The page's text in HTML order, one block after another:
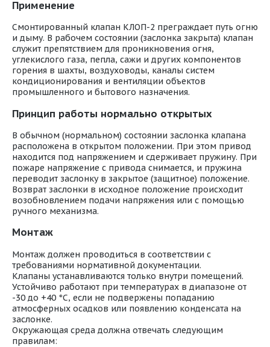
Применение
Смонтированный клапан КЛОП-2 преграждает путь огню
и дыму. В рабочем состоянии (заслонка закрыта) клапан
служит препятствием для проникновения огня,
углекислого газа, пепла, сажи и других компонентов
горения в шахты, воздуховоды, каналы систем
кондиционирования и вентиляции объектов
промышленного и бытового назначения.
Принцип работы нормально открытых
В обычном (нормальном) состоянии заслонка клапана
расположена в открытом положении. При этом привод
находится под напряжением и сдерживает пружину. При
пожаре напряжение с привода снимается, и пружина
переводит заслонку в закрытое (защитное) положение.
Возврат заслонки в исходное положение происходит
возобновлением подачи напряжения или с помощью
ручного механизма.
Монтаж
Монтаж должен проводиться в соответствии с
требованиями нормативной документации.
Клапаны устанавливаются только внутри помещений.
Устойчиво работают при температурах в диапазоне от
-30 до +40 °С, если не подвержены попаданию
атмосферных осадков или появлению конденсата на
заслонке.
Окружающая среда должна отвечать следующим
правилам: